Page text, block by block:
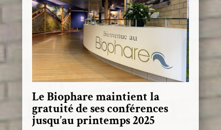
Le Biophare maintient la
gratuité de ses conférences
jusqu’au printemps 2025